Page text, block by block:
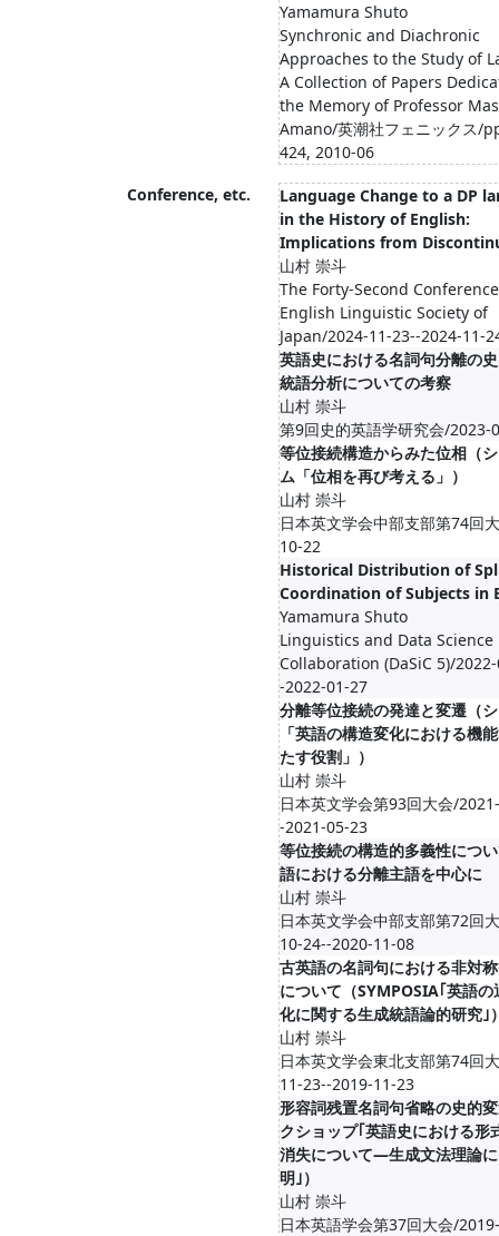
Yamamura Shuto
Synchronic and Diachronic
Approaches to the Study of
A Collection of Papers
the Memory of Professor
Amano/英潮社フェニックス/
424, 2010-06
Conference, etc.
Language Change to a DP
in the History of English:
Implications from
山村 崇斗
The Forty-Second
English Linguistic Society of
Japan/2024-11-23--2024-11-
英語史における名詞句分離の
統語分析についての考察
山村 崇斗
第9回史的英語学研究会/2023-
等位接続構造からみた位相（
ム「位相を再び考える」）
山村 崇斗
日本英文学会中部支部第74回
10-22
Historical Distribution of
Coordination of Subjects in
Yamamura Shuto
Linguistics and Data Science
Collaboration (DaSiC 5)/
-2022-01-27
分離等位接続の発達と変遷（
「英語の構造変化における機
たす役割」）
山村 崇斗
日本英文学会第93回大会/
-2021-05-23
等位接続の構造的多義性につ
語における分離主語を中心に
山村 崇斗
日本英文学会中部支部第72回
10-24--2020-11-08
古英語の名詞句における非対
について（SYMPOSIA｢英語の
化に関する生成統語論的研究｣
山村 崇斗
日本英文学会東北支部第74回
11-23--2019-11-23
形容詞残置名詞句省略の史的
クショップ｢英語史における形
消失について―生成文法理論
明｣）
山村 崇斗
日本英語学会第37回大会/